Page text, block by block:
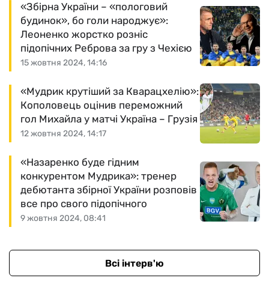
15 жовтня 2024, 14:16
«Збірна України – «пологовий
будинок», бо голи народжує»:
Леоненко жорстко розніс
підопічних Реброва за гру з Чехією
12 жовтня 2024, 14:17
«Мудрик крутіший за Кварацхелію»:
Кополовець оцінив переможний
гол Михайла у матчі Україна – Грузія
9 жовтня 2024, 08:41
«Назаренко буде гідним
конкурентом Мудрика»: тренер
дебютанта збірної України розповів
все про свого підопічного
Всі інтерв'ю